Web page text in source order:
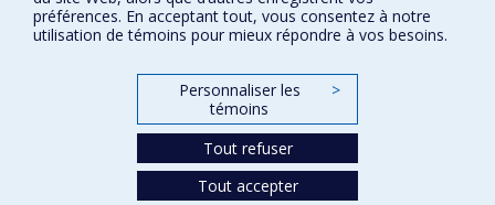
FACULTÉ DES ARTS ET DES SCIENCES
Nos centres d'études
préférences. En acceptant tout, vous consentez à notre
utilisation de témoins pour mieux répondre à vos besoins.
Personnaliser les
témoins
>
Tout refuser
Tout accepter